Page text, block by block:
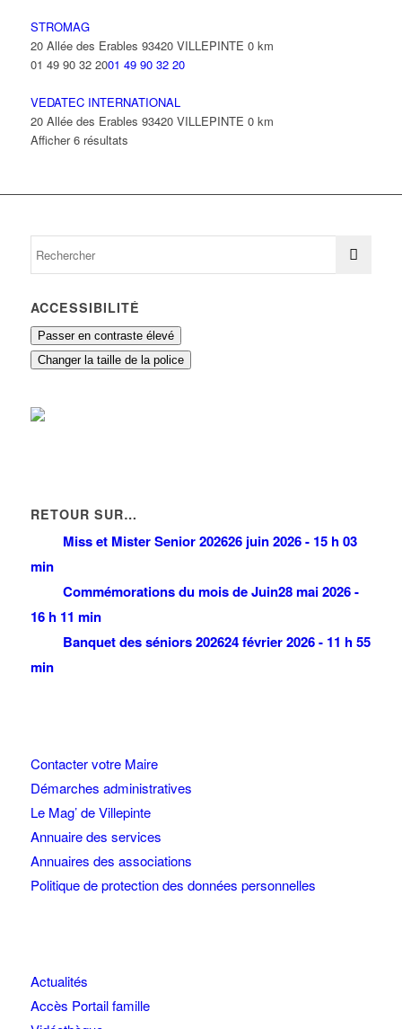
STROMAG
20 Allée des Erables 93420 VILLEPINTE 0 km
01 49 90 32 2001 49 90 32 20
VEDATEC INTERNATIONAL
20 Allée des Erables 93420 VILLEPINTE 0 km
Afficher 6 résultats
ACCESSIBILITÉ
Passer en contraste élevé
Changer la taille de la police
RETOUR SUR…
Miss et Mister Senior 202626 juin 2026 - 15 h 03
min
Commémorations du mois de Juin28 mai 2026 -
16 h 11 min
Banquet des séniors 202624 février 2026 - 11 h 55
min
Contacter votre Maire
Démarches administratives
Le Mag’ de Villepinte
Annuaire des services
Annuaires des associations
Politique de protection des données personnelles
Actualités
Accès Portail famille